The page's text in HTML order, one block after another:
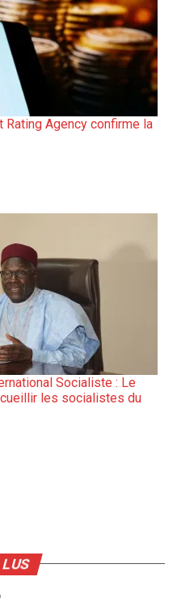
Rating Agency confirme la
Socialiste : Le
les socialistes du
LUS